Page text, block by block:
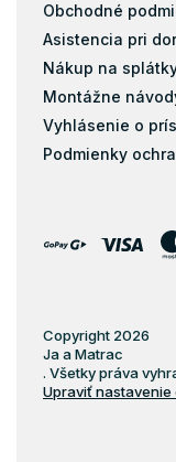
Obchodné
Asistencia pri
Nákup na
Montážne
Vyhlásenie o
Podmienky
Copyright 2026
Ja a Matrac
. Všetky práva
Upraviť nastavenie